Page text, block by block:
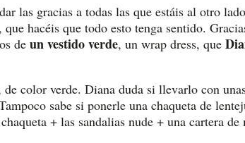
las gracias a todas las que estáis al otro
hacéis que todo esto tenga sentido.
de un vestido verde, un wrap dress, que
color verde. Diana duda si llevarlo con
sabe si ponerle una chaqueta de
+ las sandalias nude + una cartera de